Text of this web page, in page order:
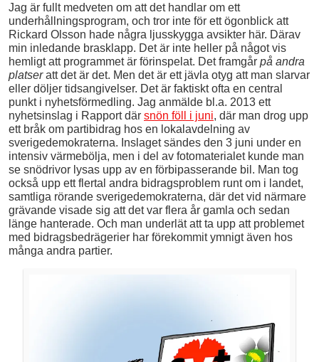
Jag är fullt medveten om att det handlar om ett
underhållningsprogram, och tror inte för ett ögonblick att
Rickard Olsson hade några ljusskygga avsikter här. Därav
min inledande brasklapp. Det är inte heller på något vis
hemligt att programmet är förinspelat. Det framgår på andra
platseratt det är det. Men det är ett jävla otyg att man slarvar
eller döljer tidsangivelser. Det är faktiskt ofta en central
punkt i nyhetsförmedling. Jag anmälde bl.a. 2013 ett
nyhetsinslag i Rapport där snön föll i juni, där man drog upp
ett bråk om partibidrag hos en lokalavdelning av
sverigedemokraterna. Inslaget sändes den 3 juni under en
intensiv värmebölja, men i del av fotomaterialet kunde man
se snödrivor lysas upp av en förbipasserande bil. Man tog
också upp ett flertal andra bidragsproblem runt om i landet,
samtliga rörande sverigedemokraterna, där det vid närmare
grävande visade sig att det var flera år gamla och sedan
länge hanterade. Och man underlät att ta upp att problemet
med bidragsbedrägerier har förekommit ymnigt även hos
många andra partier.